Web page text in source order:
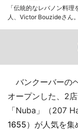
「伝統的なレバノン料
人、Victor Bouzideさん。
バンクーバーの
オープンした、2
「Nuba」（207
1655）が人気を集